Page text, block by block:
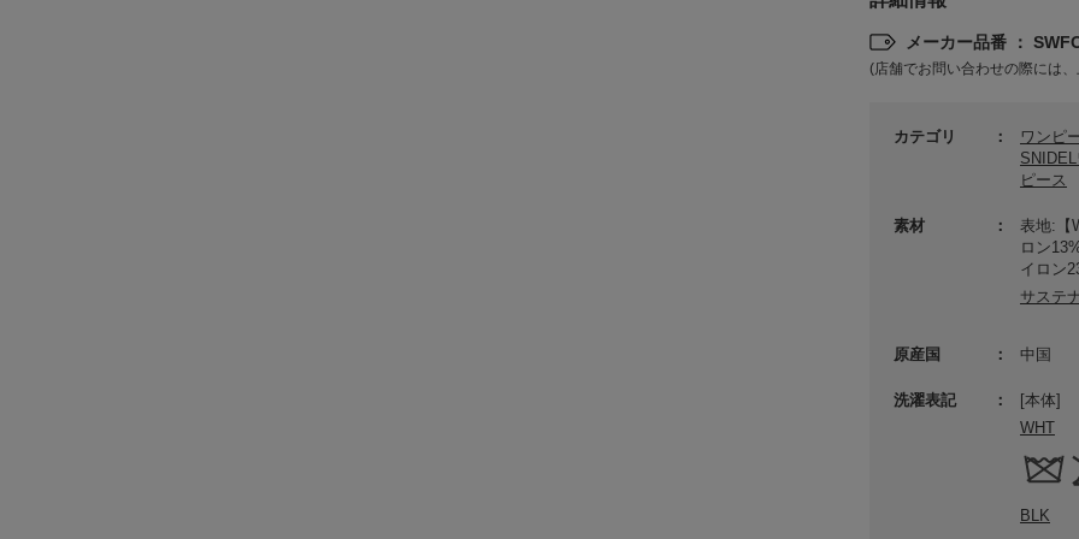
メーカー品番 ：
(店舗でお問い合わせの際には
カテゴリ
ワンピ
ピース
素材
表地:【
ロン
イロン
サステ
原産国 中国
洗濯表記
[本体]
WHT
BLK